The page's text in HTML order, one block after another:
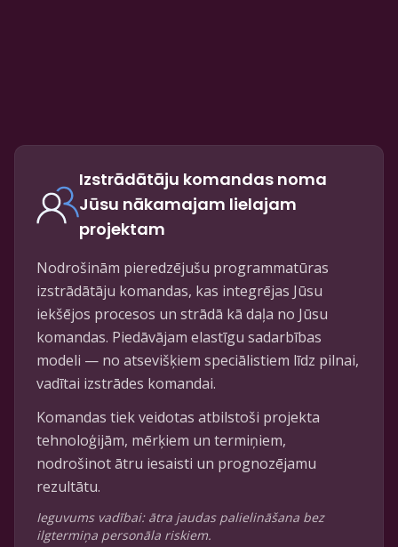
Izstrādātāju komandas noma
Jūsu nākamajam lielajam
projektam
Nodrošinām pieredzējušu programmatūras
izstrādātāju komandas, kas integrējas Jūsu
iekšējos procesos un strādā kā daļa no Jūsu
komandas. Piedāvājam elastīgu sadarbības
modeli — no atsevišķiem speciālistiem līdz pilnai,
vadītai izstrādes komandai.
Komandas tiek veidotas atbilstoši projekta
tehnoloģijām, mērķiem un termiņiem,
nodrošinot ātru iesaisti un prognozējamu
rezultātu.
Ieguvums vadībai: ātra jaudas palielināšana bez
ilgtermiņa personāla riskiem.